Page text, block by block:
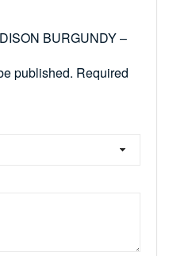
BURGUNDY –
published. Required